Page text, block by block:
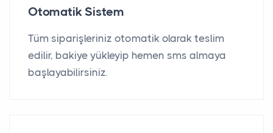
Otomatik Sistem
Tüm siparişleriniz otomatik olarak teslim
edilir, bakiye yükleyip hemen sms almaya
başlayabilirsiniz.